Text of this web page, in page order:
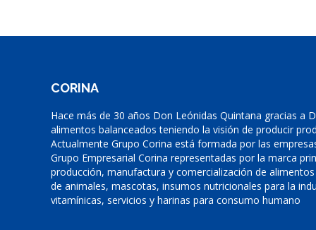
CORINA
Hace más de 30 años Don Leónidas Quintana gracias a
alimentos balanceados teniendo la visión de producir
Actualmente Grupo Corina está formada por las
Grupo Empresarial Corina representadas por la marca
producción, manufactura y comercialización de
de animales, mascotas, insumos nutricionales para la
vitamínicas, servicios y harinas para consumo humano